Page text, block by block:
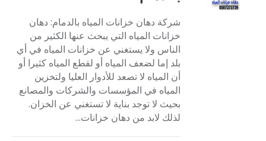
شركة دهان خزانات المياه بالدمام: دهان
خزانات المياه التي يبحث عنها الكثير من
الناس ولا يستغني عن خزانات المياه في أي
بلد إما لضعف المياه أو لقطع المياه كثيرا أو
أن المياه لا تصعد للأدوار العليا ولتخزين
المياه في المؤسسات والشركات والمصانع
بحيث لا توجد بناية لا تستغني عن الخزان.
لذلك لابد من دهان خزانات...